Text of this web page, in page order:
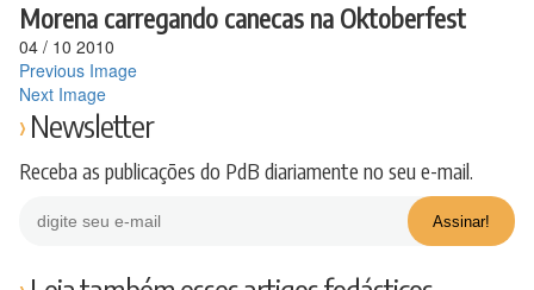
Morena carregando canecas na Oktoberfest
04 / 10 2010
Previous Image
Next Image
Newsletter
Receba as publicações do PdB diariamente no seu e-mail.